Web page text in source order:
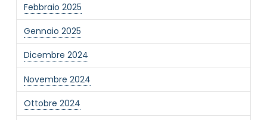
Febbraio 2025
Gennaio 2025
Dicembre 2024
Novembre 2024
Ottobre 2024